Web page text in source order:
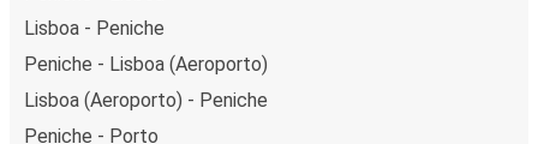
Lisboa - Peniche
Peniche - Lisboa (Aeroporto)
Lisboa (Aeroporto) - Peniche
Peniche - Porto